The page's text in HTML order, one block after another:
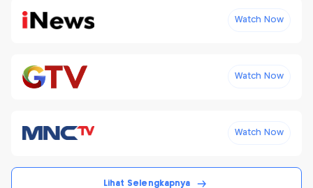
Watch Now
Watch Now
Watch Now
Lihat Selengkapnya